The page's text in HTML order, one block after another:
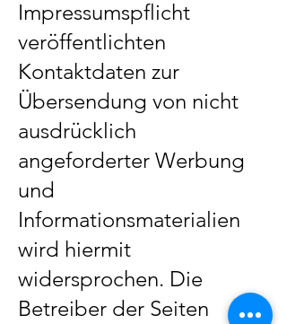
Impressumspflicht
veröffentlichten
Kontaktdaten zur
Übersendung von nicht
ausdrücklich
angeforderter Werbung
und
Informationsmaterialien
wird hiermit
widersprochen. Die
Betreiber der Seiten